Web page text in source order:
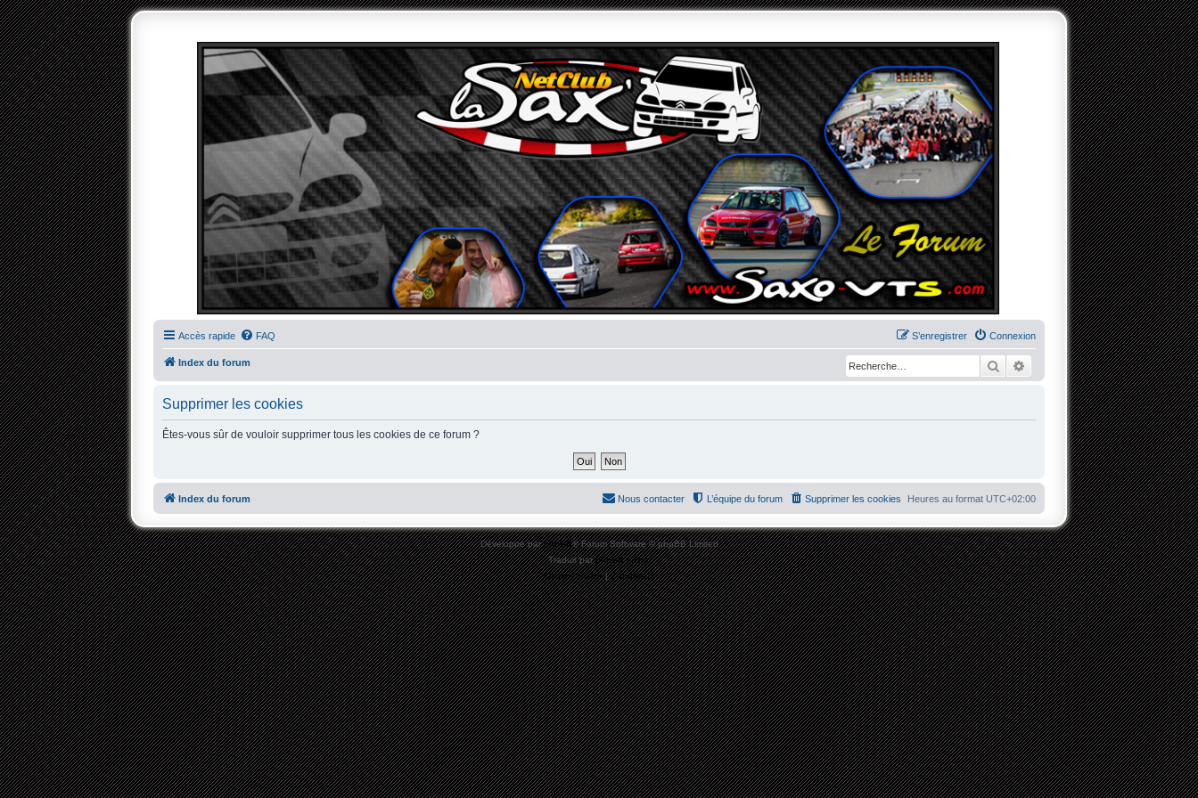
Accès rapide FAQ Connexion
S’enregistrer
Index du forum RechercherRecherche avancée
Supprimer les cookies
Êtes-vous sûr de vouloir supprimer tous les cookies de ce forum ?
Index du forum Heures au format UTC+02:00
Supprimer les cookies
L’équipe du forum
Nous contacter
Développé parphpBB® Forum Software © phpBB Limited
Traduit parphpBB-fr.com
Confidentialité|Conditions